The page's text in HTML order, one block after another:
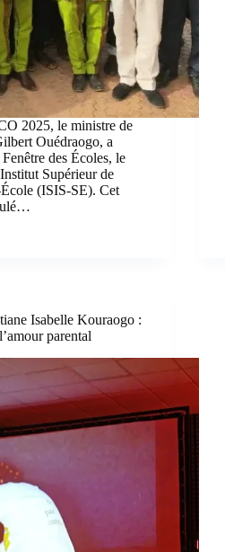
2025, le ministre de
Ouédraogo, a
des Écoles, le
Supérieur de
(ISIS-SE). Cet
Isabelle Kouraogo :
parental